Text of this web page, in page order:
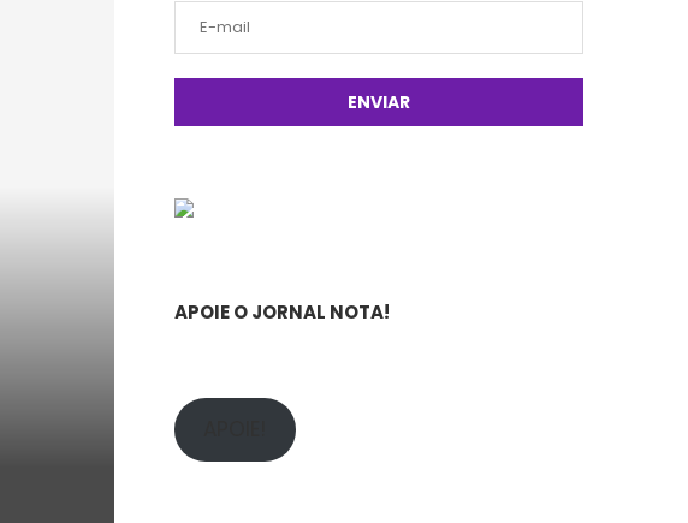
APOIE O JORNAL NOTA!